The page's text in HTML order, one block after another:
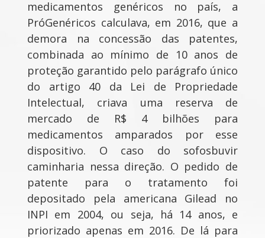
medicamentos genéricos no país, a
PróGenéricos calculava, em 2016, que a
demora na concessão das patentes,
combinada ao mínimo de 10 anos de
proteção garantido pelo parágrafo único
do artigo 40 da Lei de Propriedade
Intelectual, criava uma reserva de
mercado de R$ 4 bilhões para
medicamentos amparados por esse
dispositivo. O caso do sofosbuvir
caminharia nessa direção. O pedido de
patente para o tratamento foi
depositado pela americana Gilead no
INPI em 2004, ou seja, há 14 anos, e
priorizado apenas em 2016. De lá para